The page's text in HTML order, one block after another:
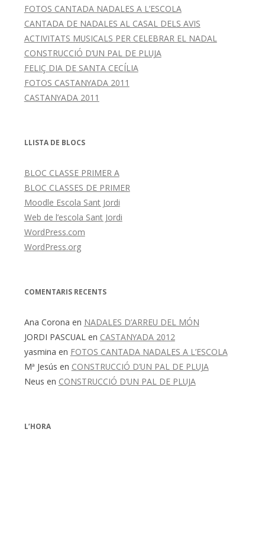
FOTOS CANTADA NADALES A L’ESCOLA
CANTADA DE NADALES AL CASAL DELS AVIS
ACTIVITATS MUSICALS PER CELEBRAR EL NADAL
CONSTRUCCIÓ D’UN PAL DE PLUJA
FELIÇ DIA DE SANTA CECÍLIA
FOTOS CASTANYADA 2011
CASTANYADA 2011
LLISTA DE BLOCS
BLOC CLASSE PRIMER A
BLOC CLASSES DE PRIMER
Moodle Escola Sant Jordi
Web de l’escola Sant Jordi
WordPress.com
WordPress.org
COMENTARIS RECENTS
Ana Corona en NADALES D’ARREU DEL MÓN
JORDI PASCUALen CASTANYADA 2012
yasmina en FOTOS CANTADA NADALES A L’ESCOLA
Mª Jesús en CONSTRUCCIÓ D’UN PAL DE PLUJA
Neus en CONSTRUCCIÓ D’UN PAL DE PLUJA
L’HORA